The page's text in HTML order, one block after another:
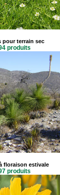
pour terrain sec
produits
floraison estivale
produits